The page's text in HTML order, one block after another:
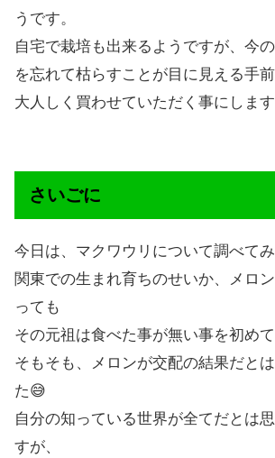
うです。
自宅で栽培も出来るようですが、今
を忘れて枯らすことが目に見える手前
大人しく買わせていただく事にしま
さいごに
今日は、マクワウリについて調べてみ
関東での生まれ育ちのせいか、メロ
っても
その元祖は食べた事が無い事を初めて
そもそも、メロンが交配の結果だと
た😅
自分の知っている世界が全てだとは
すが、